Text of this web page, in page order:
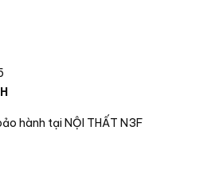
hành tại NỘI THẤT N3F